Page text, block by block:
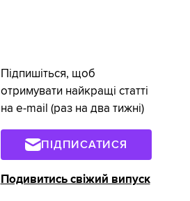
Підпишіться, щоб
отримувати найкращі статті
на e-mail (раз на два тижні)
ПІДПИСАТИСЯ
Подивитись свіжий випуск